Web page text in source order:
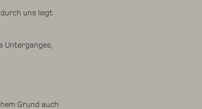
uns liegt
Unterganges,
Grund auch